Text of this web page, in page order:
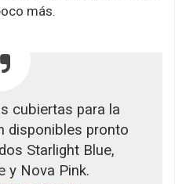
más.
cubiertas para la
disponibles pronto
Starlight Blue,
y Nova Pink.